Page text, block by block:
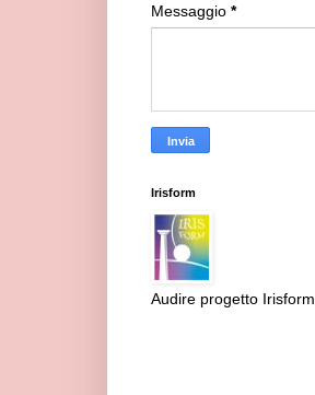
Messaggio *
Irisform
Audire progetto Irisform